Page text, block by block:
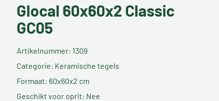
Glocal 60x60x2 Classic
GC05
Artikelnummer: 1309
Categorie: Keramische tegels
Formaat: 60x60x2 cm
Geschikt voor oprit: Nee